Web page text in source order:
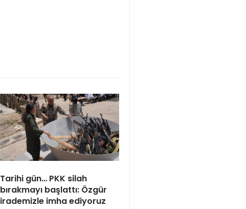
Tarihi gün… PKK silah
bırakmayı başlattı: Özgür
irademizle imha ediyoruz